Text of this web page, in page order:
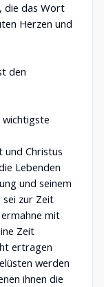
die das Wort
Herzen und
den
und Christus
Lebenden
und seinem
sei zur Zeit
mit
Zeit
ertragen
werden
ihnen die